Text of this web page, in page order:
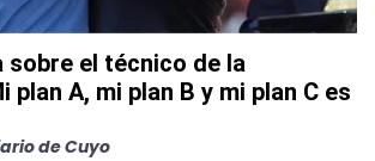
sobre el técnico de la
plan A, mi plan B y mi plan C es
de Cuyo